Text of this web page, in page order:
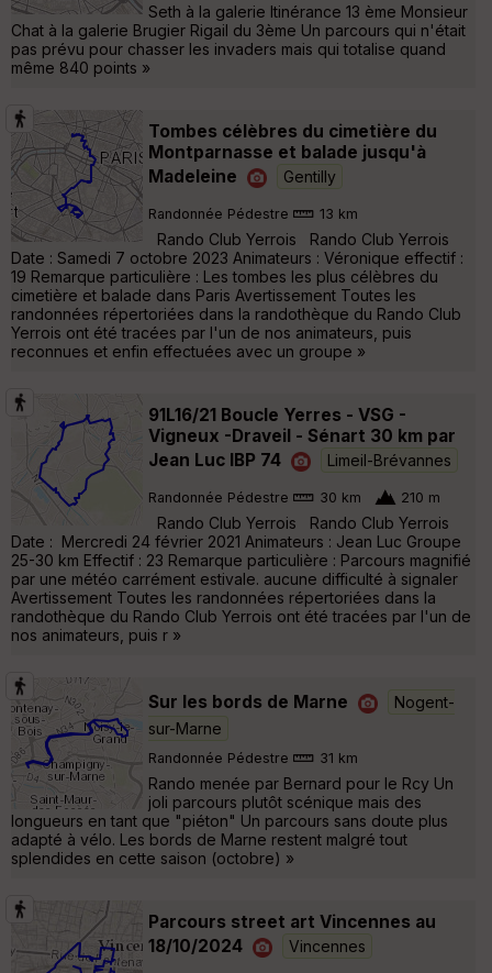
Seth à la galerie Itinérance 13 ème Monsieur
Chat à la galerie Brugier Rigail du 3ème Un parcours qui n'était
pas prévu pour chasser les invaders mais qui totalise quand
même 840 points »
Tombes célèbres du cimetière du
Montparnasse et balade jusqu'à
Madeleine
Gentilly
Randonnée Pédestre 13 km
Rando Club Yerrois Rando Club Yerrois
Date : Samedi 7 octobre 2023 Animateurs : Véronique effectif :
19 Remarque particulière : Les tombes les plus célèbres du
cimetière et balade dans Paris Avertissement Toutes les
randonnées répertoriées dans la randothèque du Rando Club
Yerrois ont été tracées par l'un de nos animateurs, puis
reconnues et enfin effectuées avec un groupe »
91L16/21 Boucle Yerres - VSG -
Vigneux -Draveil - Sénart 30 km par
Jean Luc IBP 74
Limeil-Brévannes
Randonnée Pédestre 30 km 210 m
Rando Club Yerrois Rando Club Yerrois
Date : Mercredi 24 février 2021 Animateurs : Jean Luc Groupe
25-30 km Effectif : 23 Remarque particulière : Parcours magnifié
par une météo carrément estivale. aucune difficulté à signaler
Avertissement Toutes les randonnées répertoriées dans la
randothèque du Rando Club Yerrois ont été tracées par l'un de
nos animateurs, puis r »
Sur les bords de Marne
Nogent-
sur-Marne
Randonnée Pédestre 31 km
Rando menée par Bernard pour le Rcy Un
joli parcours plutôt scénique mais des
longueurs en tant que "piéton" Un parcours sans doute plus
adapté à vélo. Les bords de Marne restent malgré tout
splendides en cette saison (octobre) »
Parcours street art Vincennes au
18/10/2024
Vincennes